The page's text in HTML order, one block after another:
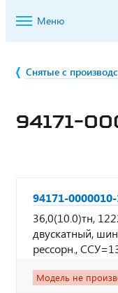
Меню
Снятые с
94171-
94171-
36,0(10.0)тн,
двускатный,
рессорн.,
Модель не